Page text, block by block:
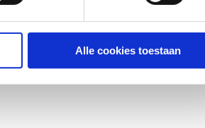
Alle cookies toestaan